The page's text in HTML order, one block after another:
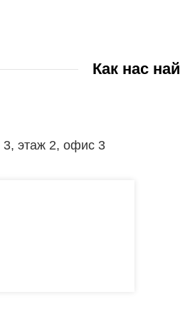
Как нас
этаж 2, офис 3